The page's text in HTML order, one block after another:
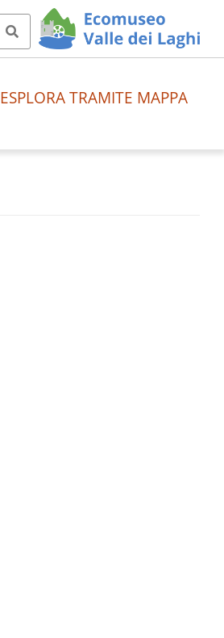
ESPLORA TRAMITE MAPPA